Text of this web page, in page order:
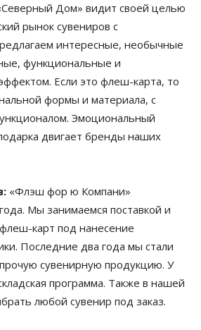
Дом» видит своей целью
рынок сувениров с
интересные, необычные
функциональные и
Если это флеш-карта, то
формы и материала, с
Эмоциональный
двигает бренды наших
«Флэш фор ю Компани»
Мы занимаемся поставкой и
карт под нанесение
Последние два года мы стали
сувенирную продукцию. У
программа. Также в нашей
любой сувенир под заказ.